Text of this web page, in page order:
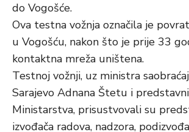
do Vogošće.
Ova testna vožnja označila je
u Vogošću, nakon što je prije 33
kontaktna mreža uništena.
Testnoj vožnji, uz ministra
Sarajevo Adnana Štetu i
Ministarstva, prisustvovali su
izvođača radova, nadzora,